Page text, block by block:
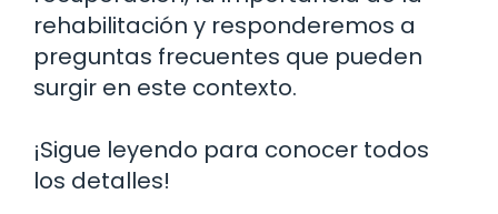
rehabilitación y responderemos a
preguntas frecuentes que pueden
surgir en este contexto.
¡Sigue leyendo para conocer todos
los detalles!